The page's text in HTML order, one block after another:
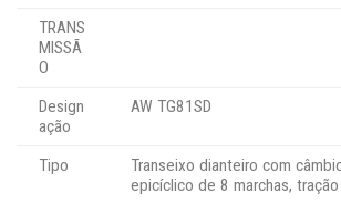
TRANS
MISSÃ
O
Design
ação
AW TG81SD
Tipo
Transeixo dianteiro com
epicíclico de 8 marchas,